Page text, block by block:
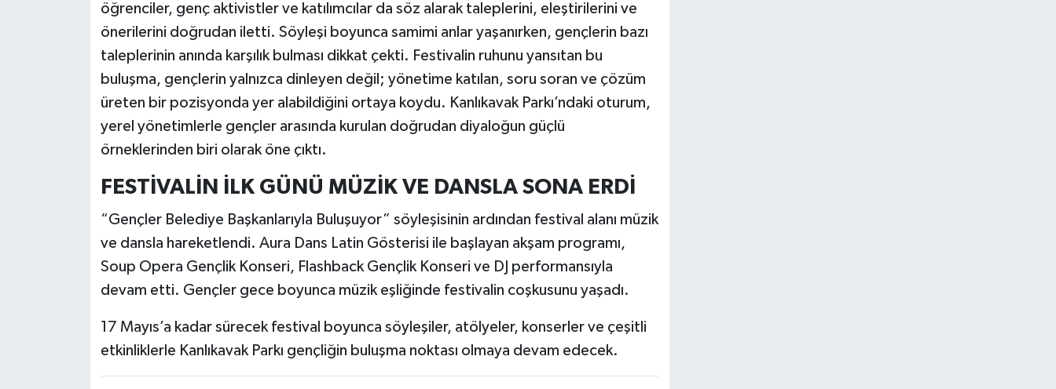
öğrenciler, genç aktivistler ve katılımcılar da söz alarak taleplerini, eleştirilerini ve
önerilerini doğrudan iletti. Söyleşi boyunca samimi anlar yaşanırken, gençlerin bazı
taleplerinin anında karşılık bulması dikkat çekti. Festivalin ruhunu yansıtan bu
buluşma, gençlerin yalnızca dinleyen değil; yönetime katılan, soru soran ve çözüm
üreten bir pozisyonda yer alabildiğini ortaya koydu. Kanlıkavak Parkı’ndaki oturum,
yerel yönetimlerle gençler arasında kurulan doğrudan diyaloğun güçlü
örneklerinden biri olarak öne çıktı.
FESTİVALİN İLK GÜNÜ MÜZİK VE DANSLA SONA ERDİ
“Gençler Belediye Başkanlarıyla Buluşuyor” söyleşisinin ardından festival alanı müzik
ve dansla hareketlendi. Aura Dans Latin Gösterisi ile başlayan akşam programı,
Soup Opera Gençlik Konseri, Flashback Gençlik Konseri ve DJ performansıyla
devam etti. Gençler gece boyunca müzik eşliğinde festivalin coşkusunu yaşadı.
17 Mayıs’a kadar sürecek festival boyunca söyleşiler, atölyeler, konserler ve çeşitli
etkinliklerle Kanlıkavak Parkı gençliğin buluşma noktası olmaya devam edecek.